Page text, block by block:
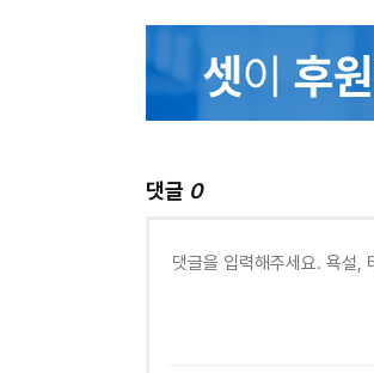
댓글 0